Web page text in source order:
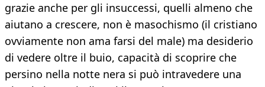
grazie anche per gli insuccessi, quelli almeno che
aiutano a crescere, non è masochismo (il cristiano
ovviamente non ama farsi del male) ma desiderio
di vedere oltre il buio, capacità di scoprire che
persino nella notte nera si può intravedere una